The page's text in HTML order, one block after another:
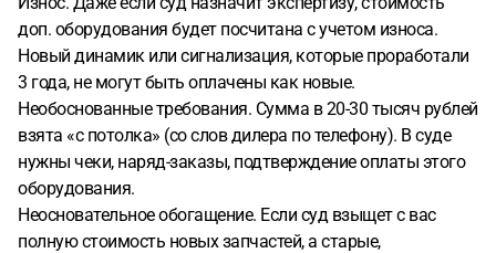
доп. оборудования будет посчитана с учетом износа.
Новый динамик или сигнализация, которые проработали
3 года, не могут быть оплачены как новые.
Необоснованные требования. Сумма в 20-30 тысяч рублей
взята «с потолка» (со слов дилера по телефону). В суде
нужны чеки, наряд-заказы, подтверждение оплаты этого
оборудования.
Неосновательное обогащение. Если суд взыщет с вас
полную стоимость новых запчастей, а старые,